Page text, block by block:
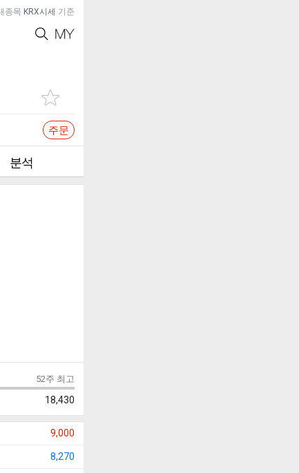
종목 KRX시세 기준
주문
분석
52주 최고
18,430
9,000
8,270